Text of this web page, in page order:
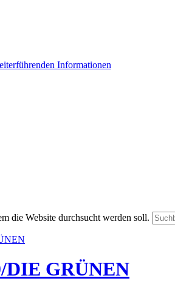
Informationen
die Website durchsucht werden soll.
DIE GRÜNEN